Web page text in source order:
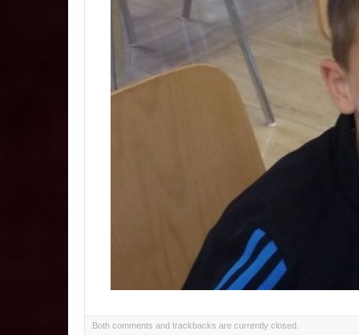
Both comments and trackbacks are currently closed.